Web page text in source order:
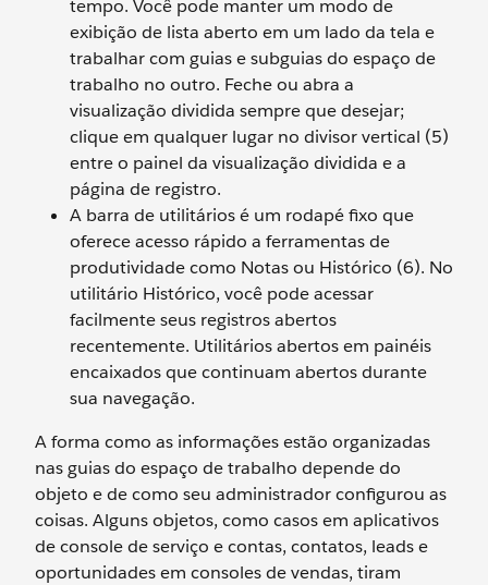
tempo. Você pode manter um modo de
exibição de lista aberto em um lado da tela e
trabalhar com guias e subguias do espaço de
trabalho no outro. Feche ou abra a
visualização dividida sempre que desejar;
clique em qualquer lugar no divisor vertical (5)
entre o painel da visualização dividida e a
página de registro.
A barra de utilitários é um rodapé fixo que
oferece acesso rápido a ferramentas de
produtividade como Notas ou Histórico (6). No
utilitário Histórico, você pode acessar
facilmente seus registros abertos
recentemente. Utilitários abertos em painéis
encaixados que continuam abertos durante
sua navegação.
A forma como as informações estão organizadas
nas guias do espaço de trabalho depende do
objeto e de como seu administrador configurou as
coisas. Alguns objetos, como casos em aplicativos
de console de serviço e contas, contatos, leads e
oportunidades em consoles de vendas, tiram